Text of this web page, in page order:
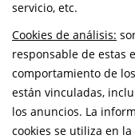
servicio, etc.
Cookies de análisis:
responsable de estas
comportamiento de
están vinculadas,
los anuncios. La
cookies se utiliza en